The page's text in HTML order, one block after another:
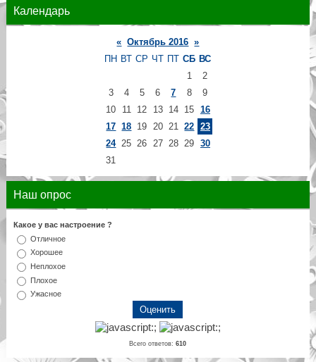
Календарь
« Октябрь 2016 »
ПН ВТ СР ЧТ ПТ СБ ВС
1
2
3
4 5 6 7 8
9
10
11 12 13 14 15 16
17 18 19 20 21 22 23
24 25 26 27 28 29 30
31
Наш опрос
Какое у вас настроение ?
Отличное
Хорошее
Неплохое
Плохое
Ужасное
Всего ответов:610